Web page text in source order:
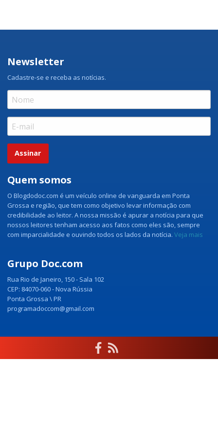
Newsletter
Cadastre-se e receba as notícias.
Assinar
Quem somos
O Blogdodoc.com é um veículo online de vanguarda em Ponta
Grossa e região, que tem como objetivo levar informação com
credibilidade ao leitor. A nossa missão é apurar a notícia para que
nossos leitores tenham acesso aos fatos como eles são, sempre
com imparcialidade e ouvindo todos os lados da notícia. Veja mais
Grupo Doc.com
Rua Rio de Janeiro, 150 - Sala 102
CEP: 84070-060 - Nova Rússia
Ponta Grossa \ PR
programadoccom@gmail.com